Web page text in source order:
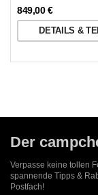
849,00€
DETAILS &
Der
Verpasse keine tollen
spannende Tipps &
Postfach!